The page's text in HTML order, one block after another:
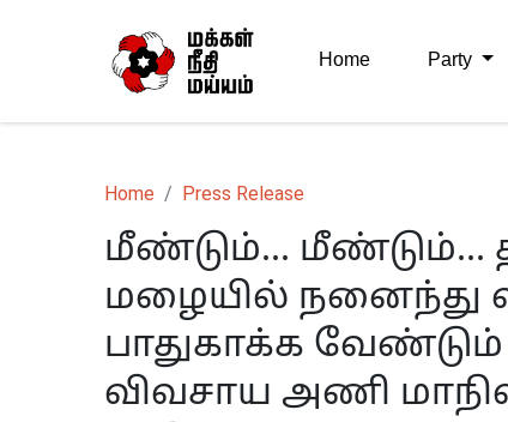
Home Party
Home Press Release
மீண்டும்... மீண்டும்...
மழையில் நனைந்து
பாதுகாக்க
விவசாய அணி